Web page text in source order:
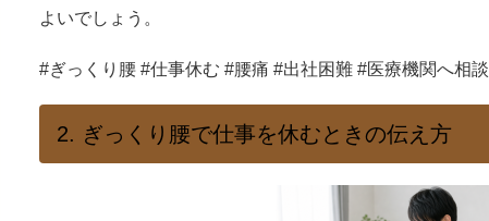
よいでしょう。
#ぎっくり腰 #仕事休む #腰痛 #出社困難 #医療機関へ相談
2. ぎっくり腰で仕事を休むときの伝え方